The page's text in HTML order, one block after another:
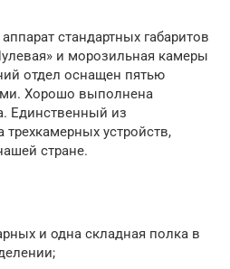
стандартных габаритов
и морозильная камеры
отдел оснащен пятью
Хорошо выполнена
Единственный из
трехкамерных устройств,
стране.
и одна складная полка в